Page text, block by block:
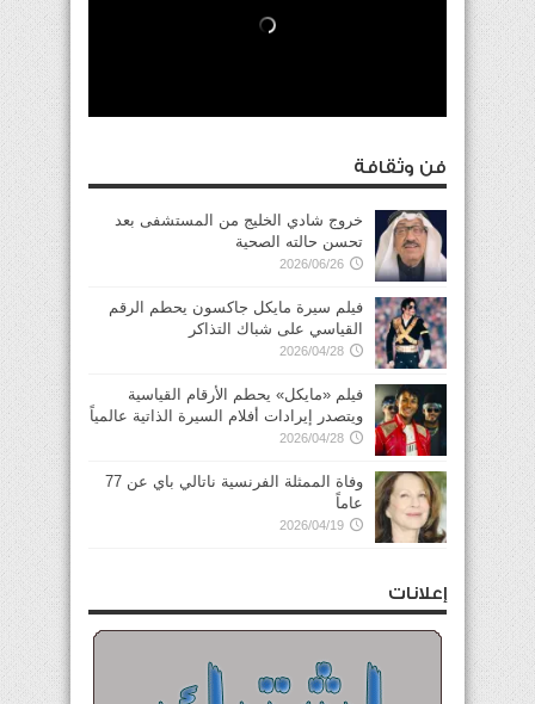
فن وثقافة
خروج شادي الخليج من المستشفى بعد
تحسن حالته الصحية
2026/06/26
فيلم سيرة مايكل جاكسون يحطم الرقم
القياسي على شباك التذاكر
2026/04/28
فيلم «مايكل» يحطم الأرقام القياسية
ويتصدر إيرادات أفلام السيرة الذاتية عالمياً
2026/04/28
وفاة الممثلة الفرنسية ناتالي باي عن 77
عاماً
2026/04/19
إعلانات